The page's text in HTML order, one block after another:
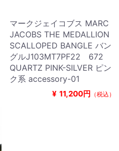
マークジェイコブス MARC
JACOBS THE MEDALLION
SCALLOPED BANGLE バン
グルJ103MT7PF22 672
QUARTZ PINK-SILVER ピン
ク系 accessory-01
¥ 11,200円 （税込）